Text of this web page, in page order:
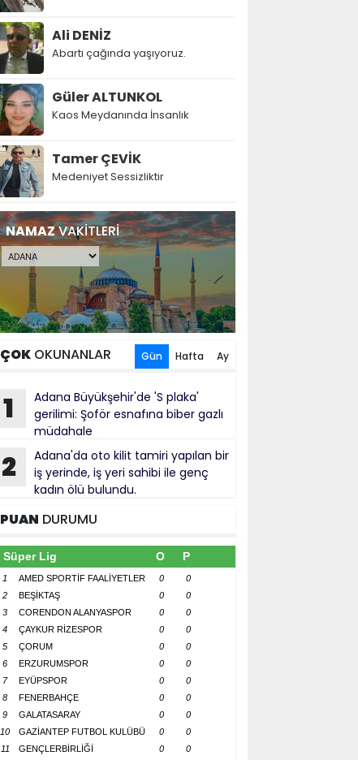
Ali DENİZ
Abartı çağında yaşıyoruz.
Güler ALTUNKOL
Kaos Meydanında İnsanlık
Tamer ÇEVİK
Medeniyet Sessizliktir
NAMAZVAKİTLERİ
ÇOKOKUNANLAR Gün Hafta Ay
1
Adana Büyükşehir'de 'S plaka'
gerilimi: Şoför esnafına biber gazlı
müdahale
2
Adana'da oto kilit tamiri yapılan bir
iş yerinde, iş yeri sahibi ile genç
kadın ölü bulundu.
PUAN DURUMU
Süper Lig O P
1 AMED SPORTİF FAALİYETLER 0
0
2
BEŞİKTAŞ 0
0
3
CORENDON ALANYASPOR 0
0
4
ÇAYKUR RİZESPOR 0
0
5
ÇORUM 0
0
6
ERZURUMSPOR 0
0
7
EYÜPSPOR 0
0
8
FENERBAHÇE 0
0
9
GALATASARAY 0
0
10
GAZİANTEP FUTBOL KULÜBÜ 0
0
11
GENÇLERBİRLİĞİ 0
0